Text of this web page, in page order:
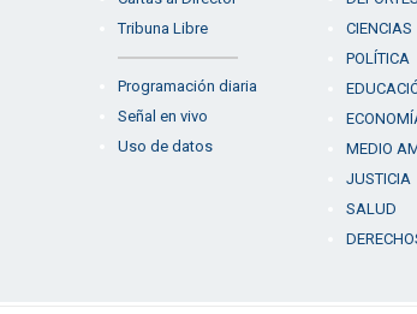
Tribuna Libre
Programación diaria
Señal en vivo
Uso de datos
CIENCIAS
POLÍTICA
MEDIO
JUSTICIA
SALUD